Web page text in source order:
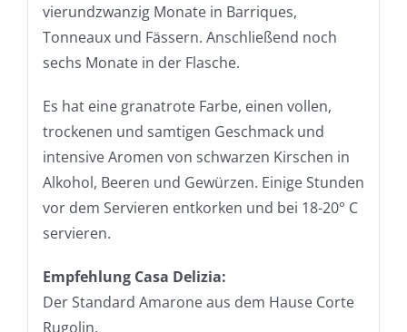
vierundzwanzig Monate in Barriques,
Tonneaux und Fässern. Anschließend noch
sechs Monate in der Flasche.
Es hat eine granatrote Farbe, einen vollen,
trockenen und samtigen Geschmack und
intensive Aromen von schwarzen Kirschen in
Alkohol, Beeren und Gewürzen. Einige Stunden
vor dem Servieren entkorken und bei 18-20° C
servieren.
Empfehlung Casa Delizia:
Der Standard Amarone aus dem Hause Corte
Rugolin.